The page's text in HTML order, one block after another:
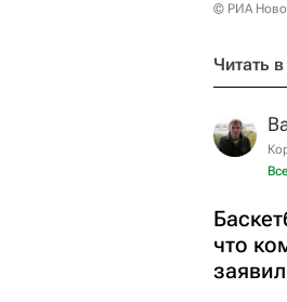
© РИА
Читать в
что